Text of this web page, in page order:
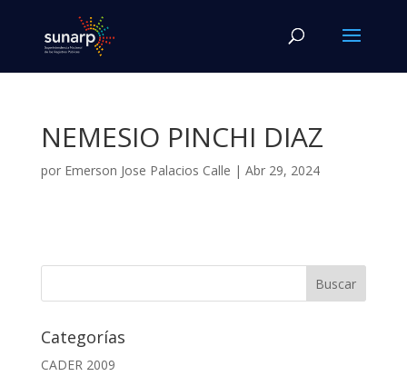
NEMESIO PINCHI DIAZ
por Emerson Jose Palacios Calle | Abr 29, 2024
Categorías
CADER 2009